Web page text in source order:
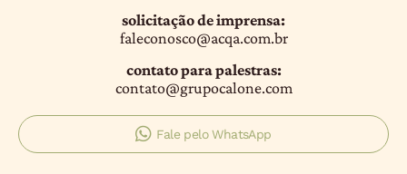
solicitação de imprensa:
faleconosco@acqa.com.br
contato para palestras:
contato@grupocalone.com
Fale pelo WhatsApp